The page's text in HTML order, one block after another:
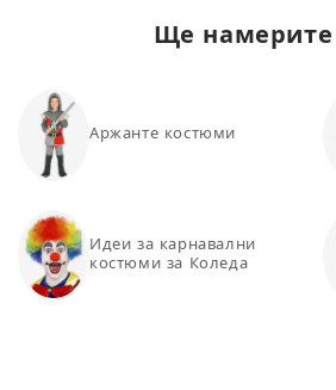
Ще намерите
Аржанте костюми
Идеи за карнавални
костюми за Коледа